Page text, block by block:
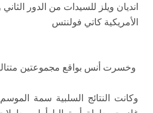
انديان ويلز للسيدات من الدور
الأمريكية كاتي فولنتس
وخسرت أنس بواقع مجموعتين متتاليتين
وكانت النتائج السلبية سمة